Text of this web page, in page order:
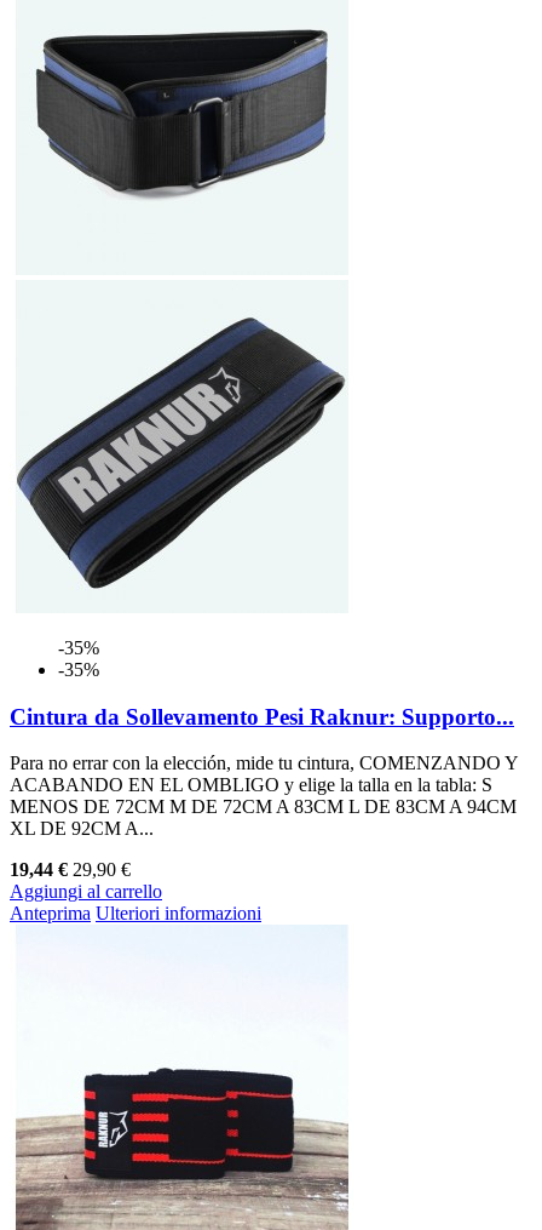
-35%
-35%
Cintura da Sollevamento Pesi Raknur: Supporto...
Para no errar con la elección, mide tu cintura, COMENZANDO Y
ACABANDO EN EL OMBLIGO y elige la talla en la tabla: S
MENOS DE 72CM M DE 72CM A 83CM L DE 83CM A 94CM
XL DE 92CM A...
19,44 € 29,90 €
Aggiungi al carrello
Anteprima Ulteriori informazioni